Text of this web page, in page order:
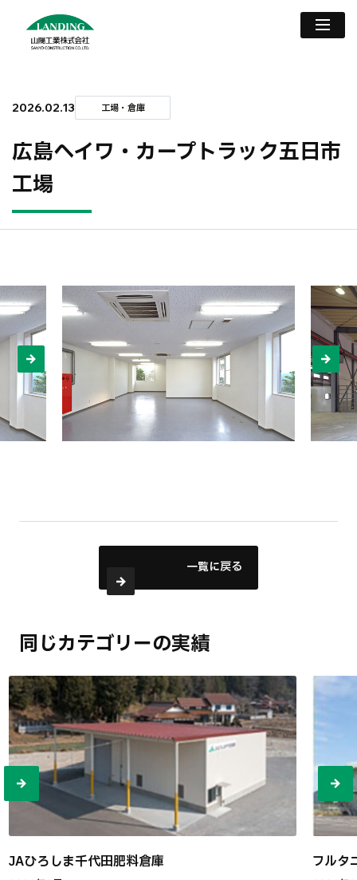
2026.02.13 工場・倉庫
広島ヘイワ・カープトラック五日市
工場
一覧に戻る
同じカテゴリーの実績
JAひろしま千代田肥料倉庫 フルタ